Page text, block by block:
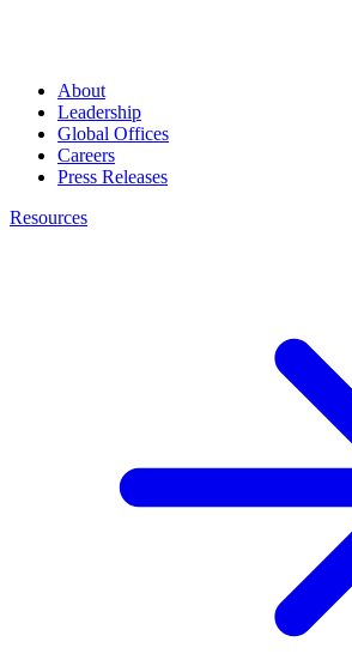
About
Leadership
Global Offices
Careers
Press Releases
Resources